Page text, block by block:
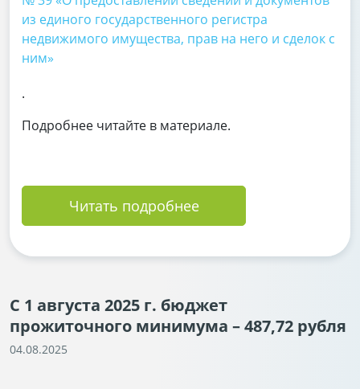
из единого государственного регистра
недвижимого имущества, прав на него и сделок с
ним»
.
Подробнее читайте в материале.
Читать подробнее
С 1 августа 2025 г. бюджет
прожиточного минимума – 487,72 рубля
04.08.2025